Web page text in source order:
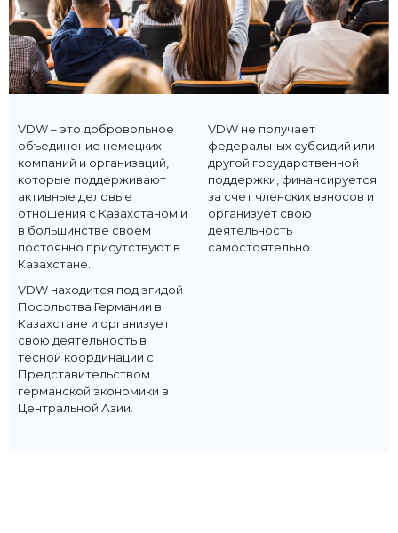
VDW – это добровольное
объединение немецких
компаний и организаций,
которые поддерживают
активные деловые
отношения с Казахстаном и
в большинстве своем
постоянно присутствуют в
Казахстане.
VDW находится под эгидой
Посольства Германии в
Казахстане и организует
свою деятельность в
тесной координации с
Представительством
германской экономики в
Центральной Азии.
VDW не получает
федеральных субсидий или
другой государственной
поддержки, финансируется
за счет членских взносов и
организует свою
деятельность
самостоятельно.